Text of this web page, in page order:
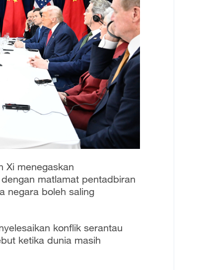
Xi menegaskan
matlamat pentadbiran
negara boleh saling
konflik serantau
ketika dunia masih